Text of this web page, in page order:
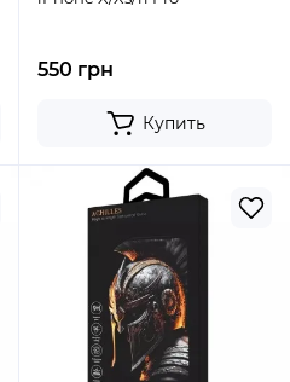
550 грн
Купить